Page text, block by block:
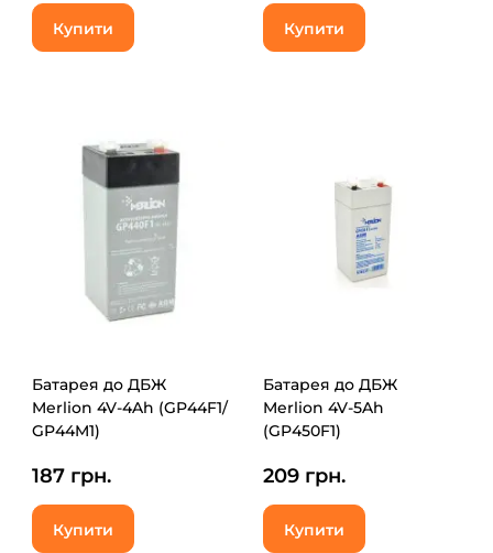
Купити Купити
Батарея до ДБЖ
Merlion 4V-4Ah (GP44F1/
GP44M1)
187 грн.
Купити
Батарея до ДБЖ
Merlion 4V-5Ah
(GP450F1)
209 грн.
Купити